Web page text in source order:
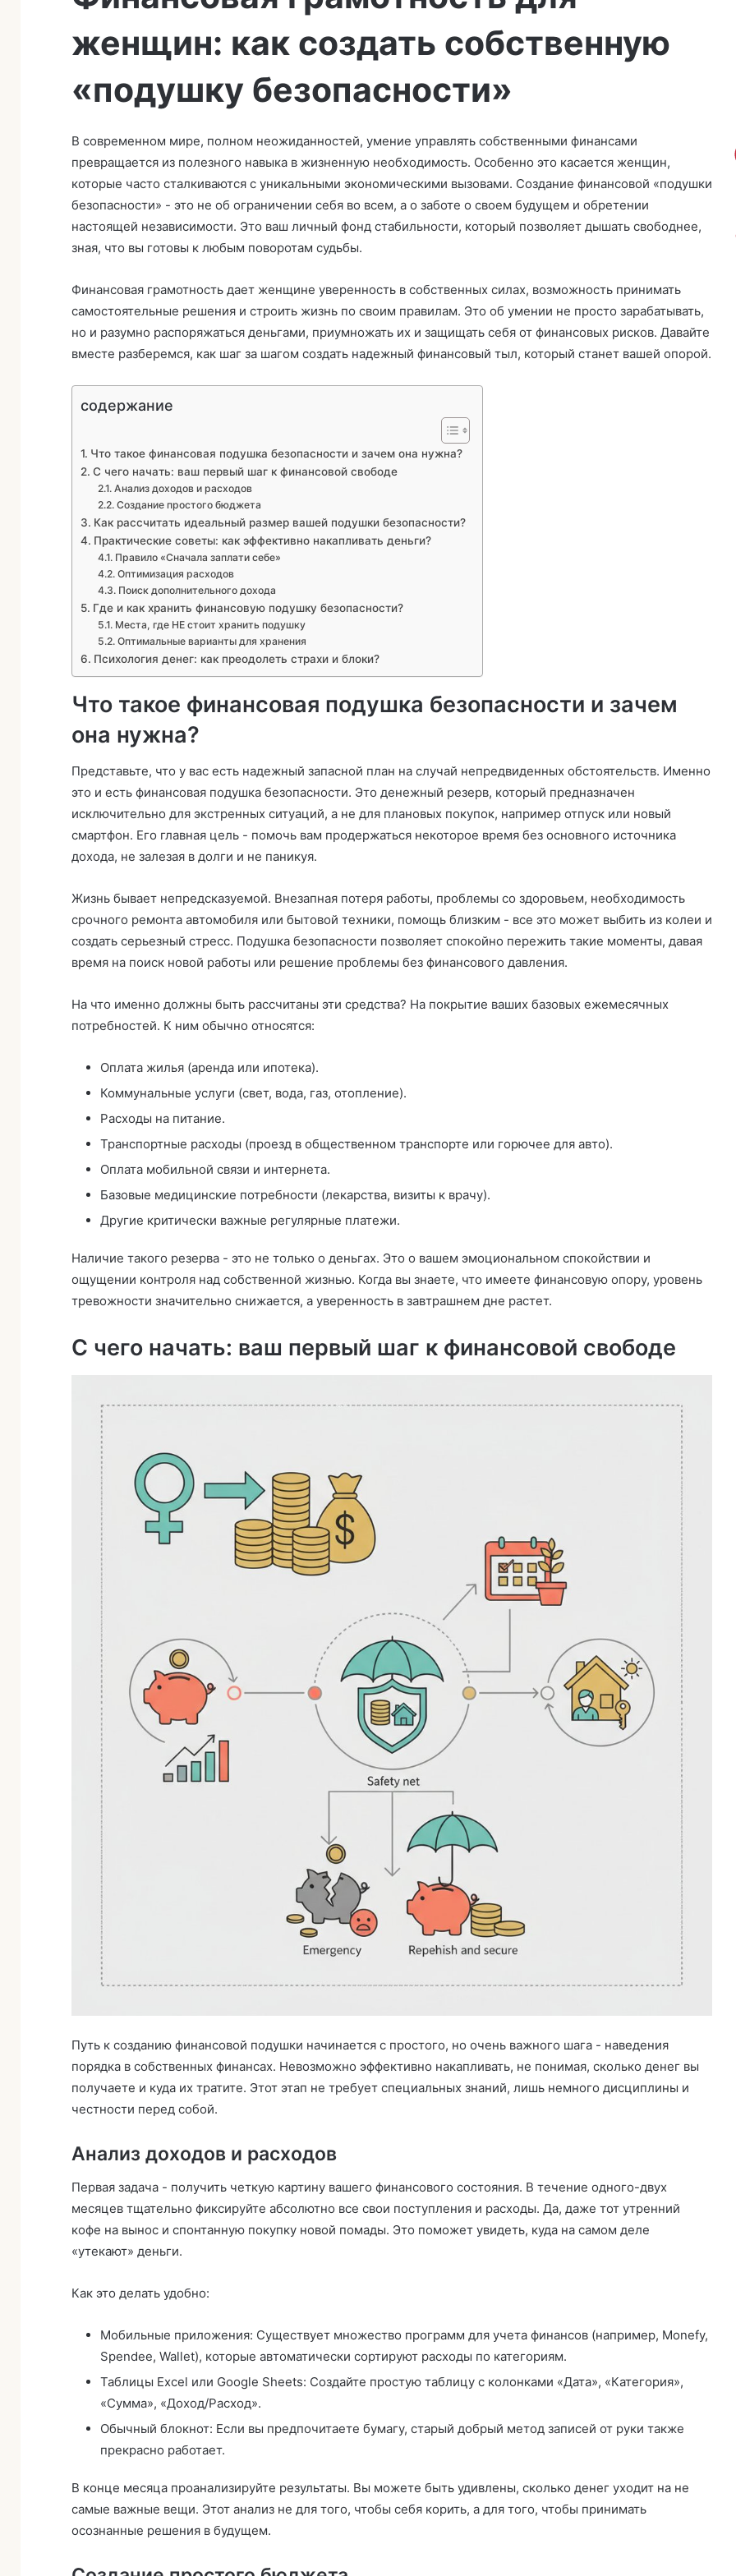
ь
м
о
женщин: как создать собственную
«подушку безопасности»
В современном мире, полном неожиданностей, умение управлять собственными финансами
превращается из полезного навыка в жизненную необходимость. Особенно это касается женщин,
которые часто сталкиваются с уникальными экономическими вызовами. Создание финансовой «подушки
безопасности» - это не об ограничении себя во всем, а о заботе о своем будущем и обретении
настоящей независимости. Это ваш личный фонд стабильности, который позволяет дышать свободнее,
зная, что вы готовы к любым поворотам судьбы.
Финансовая грамотность дает женщине уверенность в собственных силах, возможность принимать
самостоятельные решения и строить жизнь по своим правилам. Это об умении не просто зарабатывать,
но и разумно распоряжаться деньгами, приумножать их и защищать себя от финансовых рисков. Давайте
вместе разберемся, как шаг за шагом создать надежный финансовый тыл, который станет вашей опорой.
содержание
Что такое финансовая подушка безопасности и зачем она нужна?
С чего начать: ваш первый шаг к финансовой свободе
Анализ доходов и расходов
Создание простого бюджета
Как рассчитать идеальный размер вашей подушки безопасности?
Практические советы: как эффективно накапливать деньги?
Правило «Сначала заплати себе»
Оптимизация расходов
Поиск дополнительного дохода
Где и как хранить финансовую подушку безопасности?
Места, где НЕ стоит хранить подушку
Оптимальные варианты для хранения
Психология денег: как преодолеть страхи и блоки?
Что такое финансовая подушка безопасности и зачем
она нужна?
Представьте, что у вас есть надежный запасной план на случай непредвиденных обстоятельств. Именно
это и есть финансовая подушка безопасности. Это денежный резерв, который предназначен
исключительно для экстренных ситуаций, а не для плановых покупок, например отпуск или новый
смартфон. Его главная цель - помочь вам продержаться некоторое время без основного источника
дохода, не залезая в долги и не паникуя.
Жизнь бывает непредсказуемой. Внезапная потеря работы, проблемы со здоровьем, необходимость
срочного ремонта автомобиля или бытовой техники, помощь близким - все это может выбить из колеи и
создать серьезный стресс. Подушка безопасности позволяет спокойно пережить такие моменты, давая
время на поиск новой работы или решение проблемы без финансового давления.
На что именно должны быть рассчитаны эти средства? На покрытие ваших базовых ежемесячных
потребностей. К ним обычно относятся:
Оплата жилья (аренда или ипотека).
Коммунальные услуги (свет, вода, газ, отопление).
Расходы на питание.
Транспортные расходы (проезд в общественном транспорте или горючее для авто).
Оплата мобильной связи и интернета.
Базовые медицинские потребности (лекарства, визиты к врачу).
Другие критически важные регулярные платежи.
Наличие такого резерва - это не только о деньгах. Это о вашем эмоциональном спокойствии и
ощущении контроля над собственной жизнью. Когда вы знаете, что имеете финансовую опору, уровень
тревожности значительно снижается, а уверенность в завтрашнем дне растет.
С чего начать: ваш первый шаг к финансовой свободе
Путь к созданию финансовой подушки начинается с простого, но очень важного шага - наведения
порядка в собственных финансах. Невозможно эффективно накапливать, не понимая, сколько денег вы
получаете и куда их тратите. Этот этап не требует специальных знаний, лишь немного дисциплины и
честности перед собой.
Анализ доходов и расходов
Первая задача - получить четкую картину вашего финансового состояния. В течение одного-двух
месяцев тщательно фиксируйте абсолютно все свои поступления и расходы. Да, даже тот утренний
кофе на вынос и спонтанную покупку новой помады. Это поможет увидеть, куда на самом деле
«утекают» деньги.
Как это делать удобно:
Мобильные приложения: Существует множество программ для учета финансов (например, Monefy,
Spendee, Wallet), которые автоматически сортируют расходы по категориям.
Таблицы Excel или Google Sheets: Создайте простую таблицу с колонками «Дата», «Категория»,
«Сумма», «Доход/Расход».
Обычный блокнот: Если вы предпочитаете бумагу, старый добрый метод записей от руки также
прекрасно работает.
В конце месяца проанализируйте результаты. Вы можете быть удивлены, сколько денег уходит на не
самые важные вещи. Этот анализ не для того, чтобы себя корить, а для того, чтобы принимать
осознанные решения в будущем.